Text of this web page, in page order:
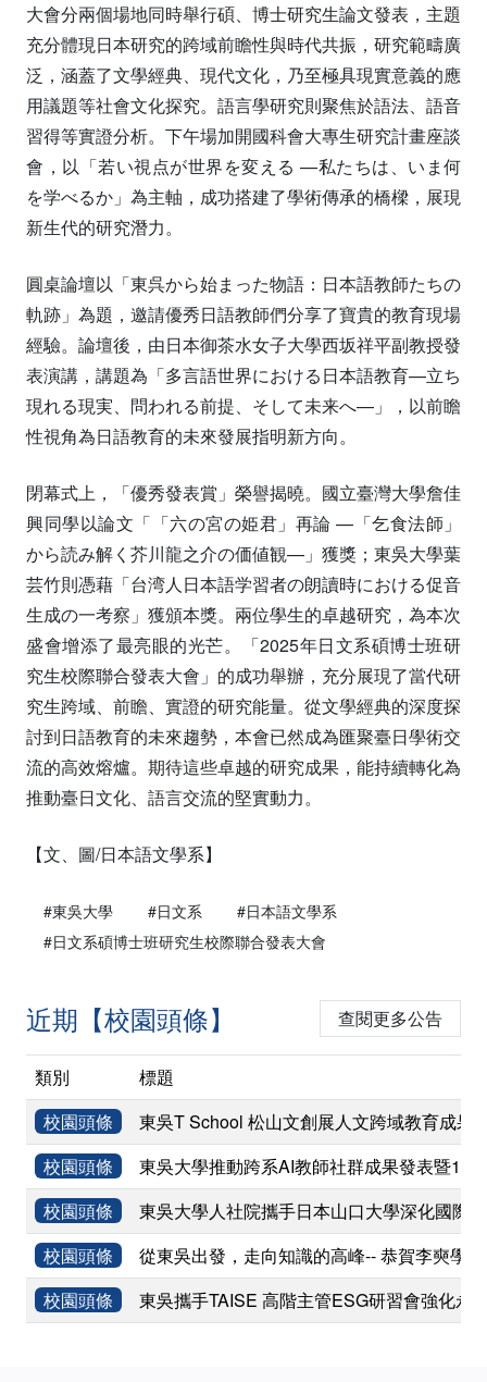
大會分兩個場地同時舉行碩、博士研究生論文發表，主題
充分體現日本研究的跨域前瞻性與時代共振，研究範疇廣
泛，涵蓋了文學經典、現代文化，乃至極具現實意義的應
用議題等社會文化探究。語言學研究則聚焦於語法、語音
習得等實證分析。下午場加開國科會大專生研究計畫座談
會，以「若い視点が世界を変える —私たちは、いま何
を学べるか」為主軸，成功搭建了學術傳承的橋樑，展現
新生代的研究潛力。
圓桌論壇以「東呉から始まった物語：日本語教師たちの
軌跡」為題，邀請優秀日語教師們分享了寶貴的教育現場
經驗。論壇後，由日本御茶水女子大學西坂祥平副教授發
表演講，講題為「多言語世界における日本語教育—立ち
現れる現実、問われる前提、そして未来へ—」，以前瞻
性視角為日語教育的未來發展指明新方向。
閉幕式上，「優秀發表賞」榮譽揭曉。國立臺灣大學詹佳
興同學以論文「「六の宮の姫君」再論 —「乞食法師」
から読み解く芥川龍之介の価値観—」獲獎；東吳大學葉
芸竹則憑藉「台湾人日本語学習者の朗讀時における促音
生成の一考察」獲頒本獎。兩位學生的卓越研究，為本次
盛會增添了最亮眼的光芒。「2025年日文系碩博士班研
究生校際聯合發表大會」的成功舉辦，充分展現了當代研
究生跨域、前瞻、實證的研究能量。從文學經典的深度探
討到日語教育的未來趨勢，本會已然成為匯聚臺日學術交
流的高效熔爐。期待這些卓越的研究成果，能持續轉化為
推動臺日文化、語言交流的堅實動力。
【文、圖/日本語文學系】
#東吳大學 #日文系
#日本語文學系
#日文系碩博士班研究生校際聯合發表大會
近期【校園頭條】 查閱更多公告
類別
標題
校園頭條
東吳T School 松山文創展人文跨域教育成果
校園頭條
東吳大學推動跨系AI教師社群成果發表暨
校園頭條
東吳大學人社院攜手日本山口大學深化國際
校園頭條
從東吳出發，走向知識的高峰-- 恭賀李奭學
校園頭條
東吳攜手TAISE 高階主管ESG研習會強化永